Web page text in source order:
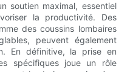
soutien maximal, essentiel
la productivité. Des
des coussins lombaires
peuvent également
En définitive, la prise en
spécifiques joue un rôle